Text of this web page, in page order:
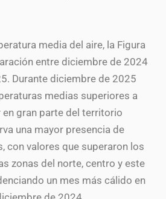
media del aire, la Figura
entre diciembre de 2024
Durante diciembre de 2025
medias superiores a
en gran parte del territorio
una mayor presencia de
con valores que superaron los
zonas del norte, centro y este
un mes más cálido en